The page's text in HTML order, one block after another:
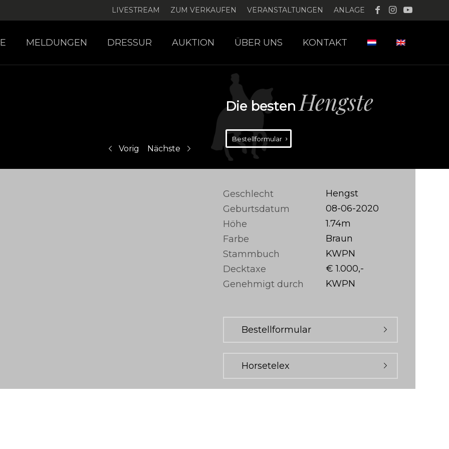
LIVESTREAM ZUM VERKAUFEN VERANSTALTUNGEN ANLAGE
MELDUNGEN DRESSUR AUKTION ÜBER UNS KONTAKT
Nächste
Vorig
Die besten Hengste
Bestellformular
Geschlecht
Hengst
Geburtsdatum
08-06-2020
Höhe
1.74m
Farbe
Braun
Stammbuch
KWPN
Decktaxe
€ 1.000,-
Genehmigt durch
KWPN
Bestellformular
Horsetelex